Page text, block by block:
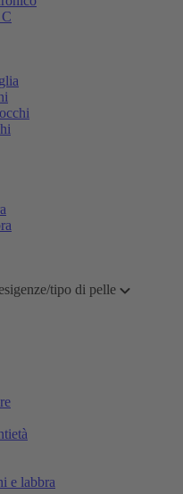
tipo di pelle
e labbra